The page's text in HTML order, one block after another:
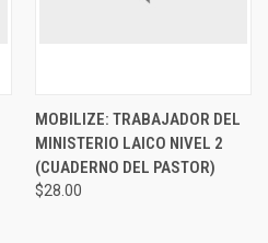
MOBILIZE: TRABAJADOR DEL
MINISTERIO LAICO NIVEL 2
(CUADERNO DEL PASTOR)
$28.00